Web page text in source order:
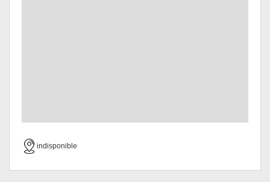
indisponible